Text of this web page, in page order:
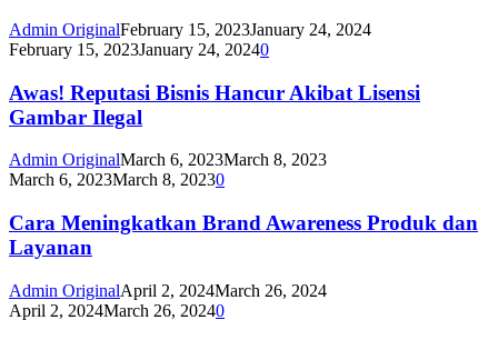
Admin OriginalFebruary 15, 2023January 24, 2024
February 15, 2023January 24, 20240
Awas! Reputasi Bisnis Hancur Akibat Lisensi
Gambar Ilegal
Admin OriginalMarch 6, 2023March 8, 2023
March 6, 2023March 8, 20230
Cara Meningkatkan Brand Awareness Produk dan
Layanan
Admin OriginalApril 2, 2024March 26, 2024
April 2, 2024March 26, 20240